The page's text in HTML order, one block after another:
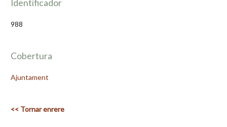
Identificador
988
Cobertura
Ajuntament
<< Tornar enrere